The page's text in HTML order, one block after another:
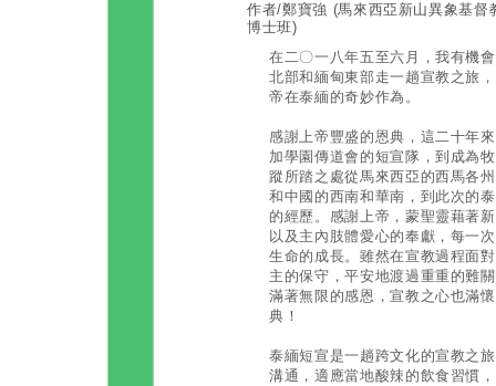
作者/鄭寶強 (馬來西亞新山異象基督
博士班)
在二〇一八年五至六月，我有機
北部和緬甸東部走一趟宣教之旅
帝在泰緬的奇妙作為。
感謝上帝豐盛的恩典，這二十年
加學園傳道會的短宣隊，到成為
蹤所踏之處從馬來西亞的西馬各
和中國的西南和華南，到此次的
的經歷。感謝上帝，蒙聖靈藉著
以及主內肢體愛心的奉獻，每一
生命的成長。雖然在宣教過程面
主的保守，平安地渡過重重的難
滿著無限的感恩，宣教之心也滿
典！
泰緬短宣是一趟跨文化的宣教之
溝通，適應當地酸辣的飲食習慣